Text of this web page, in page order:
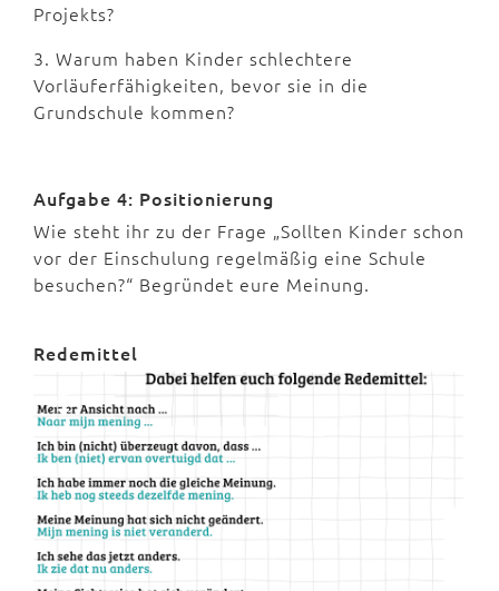
Projekts?
3. Warum haben Kinder schlechtere
Vorläuferfähigkeiten, bevor sie in die
Grundschule kommen?
Aufgabe 4: Positionierung
Wie steht ihr zu der Frage „Sollten Kinder schon
vor der Einschulung regelmäßig eine Schule
besuchen?“ Begründet eure Meinung.
Redemittel